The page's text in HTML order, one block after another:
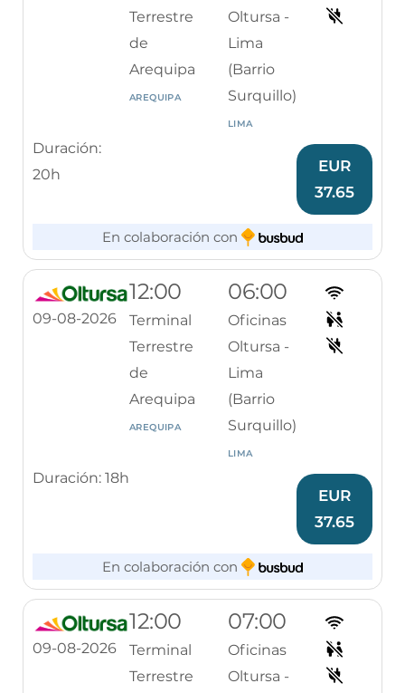
Terrestre
de
Arequipa
AREQUIPA
Oltursa -
Lima
(Barrio
Surquillo)
LIMA
Duración:
20h
EUR
37.65
En colaboración con
09-08-2026
12:00
Terminal
Terrestre
de
Arequipa
AREQUIPA
06:00
Oficinas
Oltursa -
Lima
(Barrio
Surquillo)
LIMA
Duración: 18h
EUR
37.65
En colaboración con
09-08-2026
12:00
Terminal
Terrestre
07:00
Oficinas
Oltursa -